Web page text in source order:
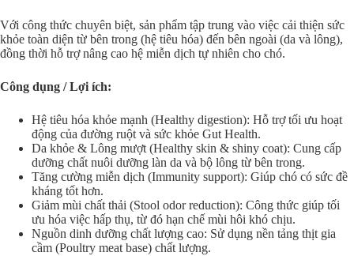
Với công thức chuyên biệt, sản phẩm tập trung vào việc cải thiện sức
khỏe toàn diện từ bên trong (hệ tiêu hóa) đến bên ngoài (da và lông),
đồng thời hỗ trợ nâng cao hệ miễn dịch tự nhiên cho chó.
Công dụng / Lợi ích:
Hệ tiêu hóa khỏe mạnh (Healthy digestion): Hỗ trợ tối ưu hoạt
động của đường ruột và sức khỏe Gut Health.
Da khỏe & Lông mượt (Healthy skin & shiny coat): Cung cấp
dưỡng chất nuôi dưỡng làn da và bộ lông từ bên trong.
Tăng cường miễn dịch (Immunity support): Giúp chó có sức đề
kháng tốt hơn.
Giảm mùi chất thải (Stool odor reduction): Công thức giúp tối
ưu hóa việc hấp thụ, từ đó hạn chế mùi hôi khó chịu.
Nguồn dinh dưỡng chất lượng cao: Sử dụng nền tảng thịt gia
cầm (Poultry meat base) chất lượng.